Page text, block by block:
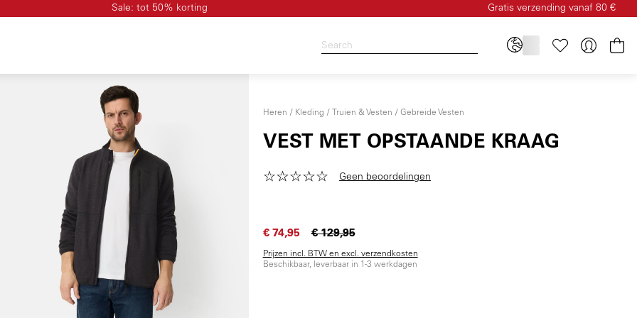
Sale: tot 50% korting Gratis verzending vanaf 80 €
Heren Kleding Truien & Vesten Gebreide Vesten
VEST MET OPSTAANDE KRAAG
Geen beoordelingen
€ 74,95 € 129,95
Prijzen incl. BTW en excl. verzendkosten
Beschikbaar, leverbaar in 1-3 werkdagen